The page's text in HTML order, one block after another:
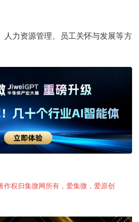
人力资源管理、员工关怀与发展等方
作权归集微网所有，爱集微，爱原创